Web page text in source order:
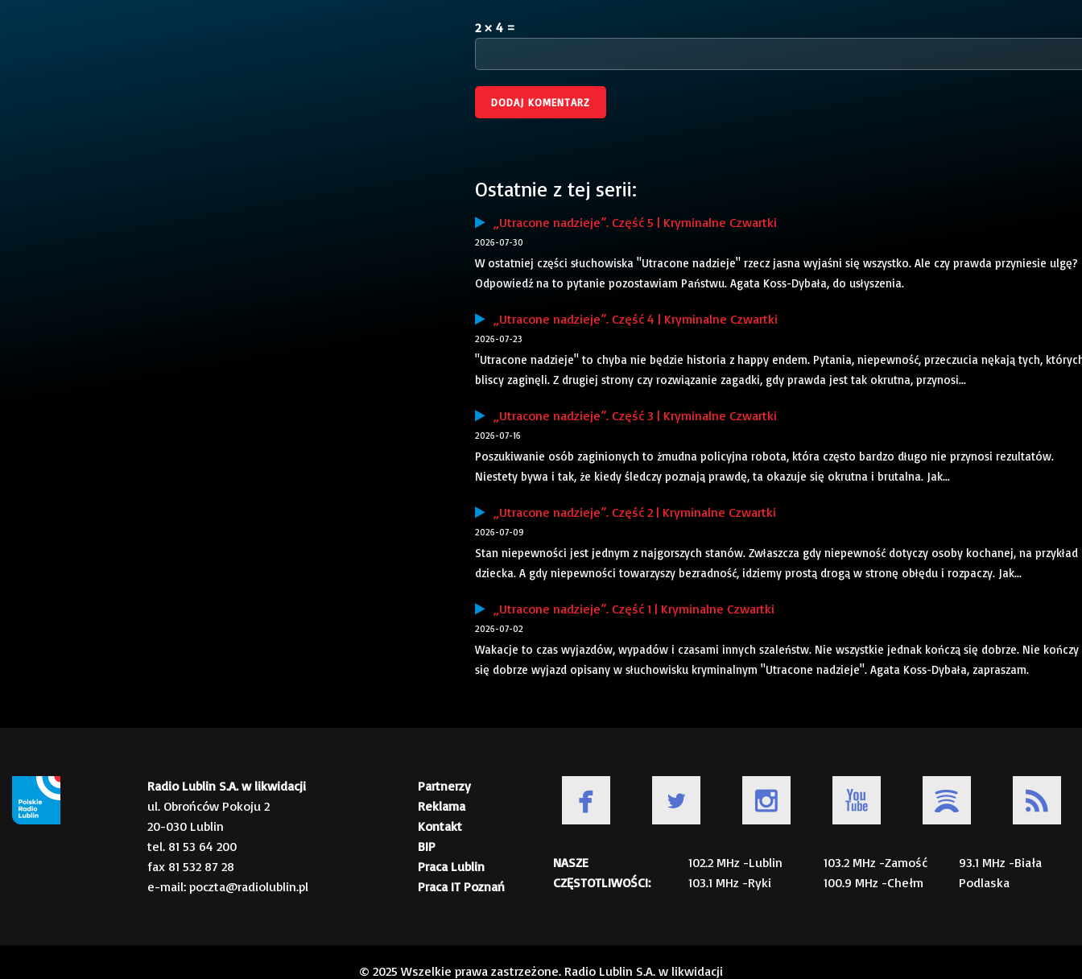
2 × 4 =
Ostatnie z tej serii:
„Utracone nadzieje”. Część 5 | Kryminalne Czwartki
2026-07-30
W ostatniej części słuchowiska "Utracone nadzieje" rzecz jasna wyjaśni się wszystko. Ale czy prawda przyniesie ulgę?
Odpowiedź na to pytanie pozostawiam Państwu. Agata Koss-Dybała, do usłyszenia.
„Utracone nadzieje”. Część 4 | Kryminalne Czwartki
2026-07-23
"Utracone nadzieje" to chyba nie będzie historia z happy endem. Pytania, niepewność, przeczucia nękają tych,
bliscy zaginęli. Z drugiej strony czy rozwiązanie zagadki, gdy prawda jest tak okrutna, przynosi...
„Utracone nadzieje”. Część 3 | Kryminalne Czwartki
2026-07-16
Poszukiwanie osób zaginionych to żmudna policyjna robota, która często bardzo długo nie przynosi rezultatów.
Niestety bywa i tak, że kiedy śledczy poznają prawdę, ta okazuje się okrutna i brutalna. Jak...
„Utracone nadzieje”. Część 2 | Kryminalne Czwartki
2026-07-09
Stan niepewności jest jednym z najgorszych stanów. Zwłaszcza gdy niepewność dotyczy osoby kochanej, na przykład
dziecka. A gdy niepewności towarzyszy bezradność, idziemy prostą drogą w stronę obłędu i rozpaczy. Jak...
„Utracone nadzieje”. Część 1 | Kryminalne Czwartki
2026-07-02
Wakacje to czas wyjazdów, wypadów i czasami innych szaleństw. Nie wszystkie jednak kończą się dobrze. Nie kończy
się dobrze wyjazd opisany w słuchowisku kryminalnym "Utracone nadzieje". Agata Koss-Dybała, zapraszam.
Radio Lublin S.A. w likwidacji
ul. Obrońców Pokoju 2
20-030 Lublin
tel. 81 53 64 200
fax 81 532 87 28
e-mail: poczta@radiolublin.pl
Partnerzy
Reklama
Kontakt
BIP
Praca Lublin
Praca IT Poznań
NASZE
CZĘSTOTLIWOŚCI:
102.2 MHz -Lublin
103.1 MHz -Ryki
103.2 MHz -Zamość
100.9 MHz -Chełm
93.1 MHz -Biała
Podlaska
© 2025 Wszelkie prawa zastrzeżone. Radio Lublin S.A. w likwidacji